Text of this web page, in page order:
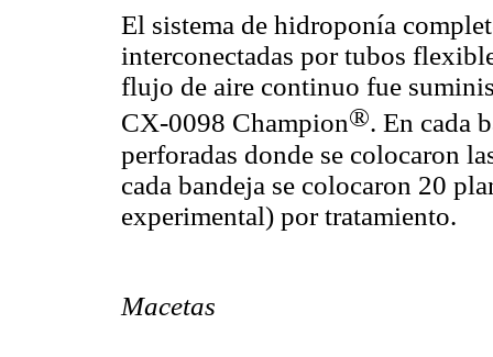
El sistema de hidroponía
interconectadas por tubos
flujo de aire continuo fue
CX-0098 Champion®. En cada
perforadas donde se colocaron
cada bandeja se colocaron 20
experimental) por tratamiento.
Macetas